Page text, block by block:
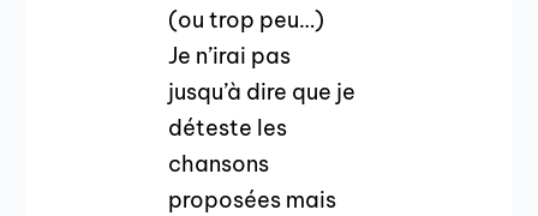
(ou trop peu…)
Je n’irai pas
jusqu’à dire que je
déteste les
chansons
proposées mais